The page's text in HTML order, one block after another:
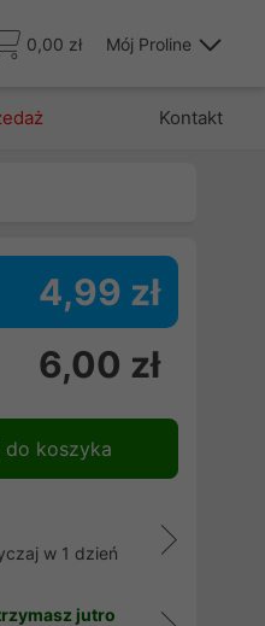
0,00 zł Mój Proline
Kontakt
4,99 zł
6,00 zł
do koszyka
w 1 dzień
jutro